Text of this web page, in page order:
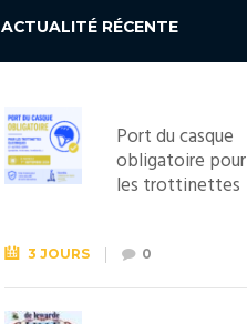
ACTUALITÉ RÉCENTE
Port du casque
obligatoire pour
les trottinettes
septembre
2026
3 JOURS 0